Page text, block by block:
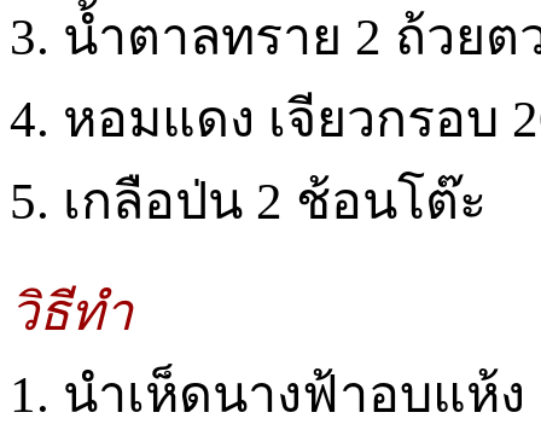
3. น้ำตาลทราย 2 ถ้วยต
4. หอมแดง เจียวกรอบ
5. เกลือป่น 2 ช้อนโต๊ะ
วิธีทำ
1. นำเห็ดนางฟ้าอบแห้